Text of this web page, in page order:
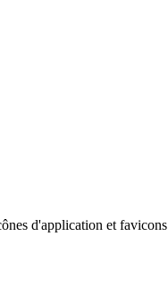
d'application et favicons